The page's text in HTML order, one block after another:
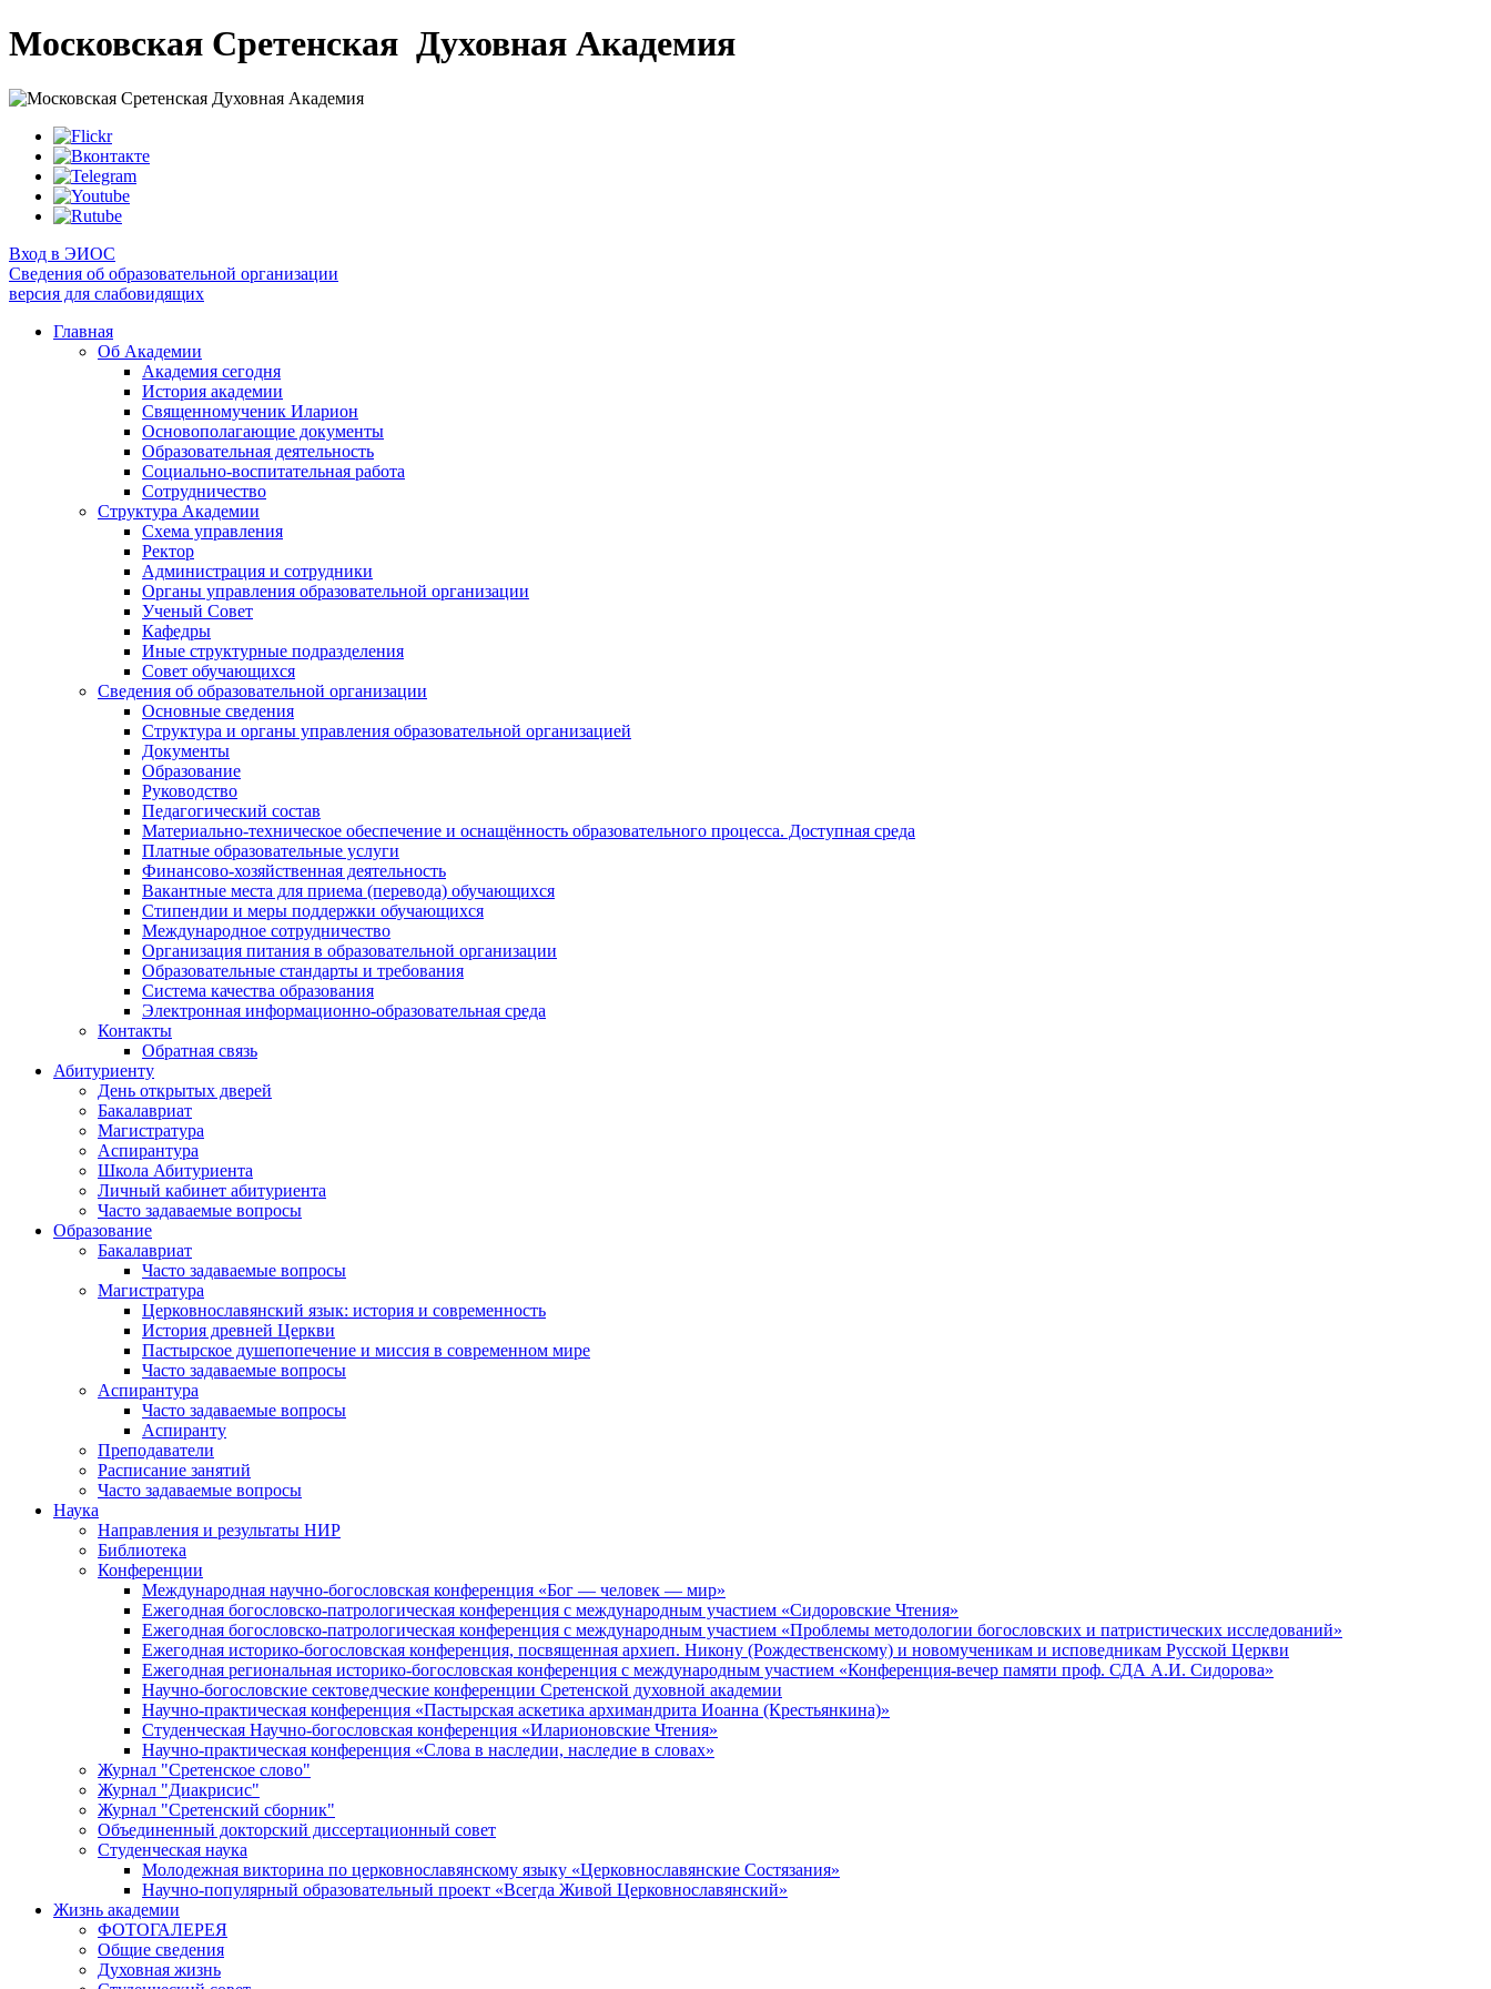
Московская Сретенская Духовная Академия
Вход в ЭИОС
Сведения об образовательной организации
версия для слабовидящих
Главная
Об Академии
Академия сегодня
История академии
Священномученик Иларион
Основополагающие документы
Образовательная деятельность
Социально-воспитательная работа
Сотрудничество
Структура Академии
Схема управления
Ректор
Администрация и сотрудники
Органы управления образовательной организации
Ученый Совет
Кафедры
Иные структурные подразделения
Совет обучающихся
Сведения об образовательной организации
Основные сведения
Структура и органы управления образовательной организацией
Документы
Образование
Руководство
Педагогический состав
Материально-техническое обеспечение и оснащённость образовательного процесса. Доступная среда
Платные образовательные услуги
Финансово-хозяйственная деятельность
Вакантные места для приема (перевода) обучающихся
Стипендии и меры поддержки обучающихся
Международное сотрудничество
Организация питания в образовательной организации
Образовательные стандарты и требования
Система качества образования
Электронная информационно-образовательная среда
Контакты
Обратная связь
Абитуриенту
День открытых дверей
Бакалавриат
Магистратура
Аспирантура
Школа Абитуриента
Личный кабинет абитуриента
Часто задаваемые вопросы
Образование
Бакалавриат
Часто задаваемые вопросы
Магистратура
Церковнославянский язык: история и современность
История древней Церкви
Пастырское душепопечение и миссия в современном мире
Часто задаваемые вопросы
Аспирантура
Часто задаваемые вопросы
Аспиранту
Преподаватели
Расписание занятий
Часто задаваемые вопросы
Наука
Направления и результаты НИР
Библиотека
Конференции
Международная научно-богословская конференция «Бог — человек — мир»
Ежегодная богословско-патрологическая конференция с международным участием «Сидоровские Чтения»
Ежегодная богословско-патрологическая конференция с международным участием «Проблемы методологии богословских и патристических исследований»
Ежегодная историко-богословская конференция, посвященная архиеп. Никону (Рождественскому) и новомученикам и исповедникам Русской Церкви
Ежегодная региональная историко-богословская конференция с международным участием «Конференция-вечер памяти проф. СДА А.И. Сидорова»
Научно-богословские сектоведческие конференции Сретенской духовной академии
Научно-практическая конференция «Пастырская аскетика архимандрита Иоанна (Крестьянкина)»
Студенческая Научно-богословская конференция «Иларионовские Чтения»
Научно-практическая конференция «Cлова в наследии, наследие в словах»
Журнал "Сретенское слово"
Журнал "Диакрисис"
Журнал "Сретенский сборник"
Объединенный докторский диссертационный совет
Студенческая наука
Молодежная викторина по церковнославянскому языку «Церковнославянские Состязания»
Научно-популярный образовательный проект «Всегда Живой Церковнославянский»
Жизнь академии
ФОТОГАЛЕРЕЯ
Общие сведения
Духовная жизнь